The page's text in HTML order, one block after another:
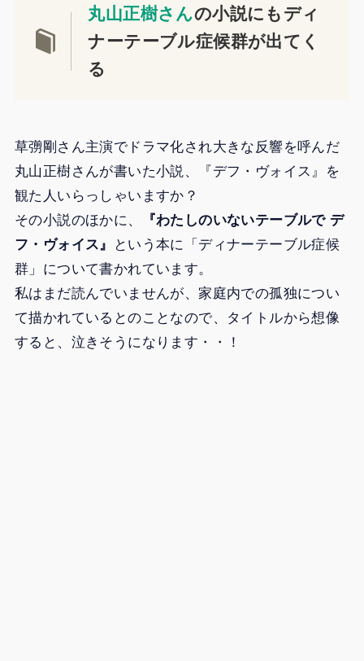
丸山正樹さんの小説にもディ
ナーテーブル症候群が出てく
る
草彅剛さん主演でドラマ化され大きな反響を呼んだ
丸山正樹さんが書いた小説、『デフ・ヴォイス』を
観た人いらっしゃいますか？
その小説のほかに、
『わたしのいないテーブルで デ
フ・ヴォイス』
という本に「ディナーテーブル症候
群」について書かれています。
私はまだ読んでいませんが、家庭内での孤独につい
て描かれているとのことなので、タイトルから想像
すると、泣きそうになります・・！